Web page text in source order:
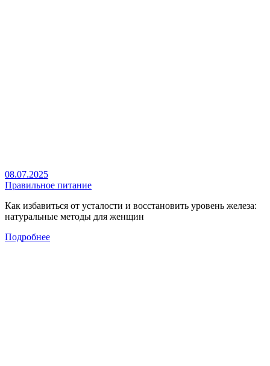
08.07.2025
Правильное питание
Как избавиться от усталости и восстановить уровень железа:
натуральные методы для женщин
Подробнее